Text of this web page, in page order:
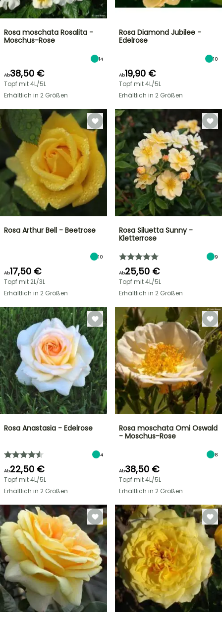
Rosa moschata Rosalita -
Moschus-Rose
14
Ab38,50 €
Topf mit 4L/5L
Erhältlich in 2 Größen
Rosa Diamond Jubilee -
Edelrose
10
Ab19,90 €
Topf mit 4L/5L
Erhältlich in 2 Größen
Rosa Arthur Bell - Beetrose
10
Ab17,50 €
Topf mit 2L/3L
Erhältlich in 2 Größen
Rosa Siluetta Sunny -
Kletterrose
9
Ab25,50 €
Topf mit 4L/5L
Erhältlich in 2 Größen
Rosa Anastasia - Edelrose
4
Ab22,50 €
Topf mit 4L/5L
Erhältlich in 2 Größen
Rosa moschata Omi Oswald
- Moschus-Rose
8
Ab38,50 €
Topf mit 4L/5L
Erhältlich in 2 Größen